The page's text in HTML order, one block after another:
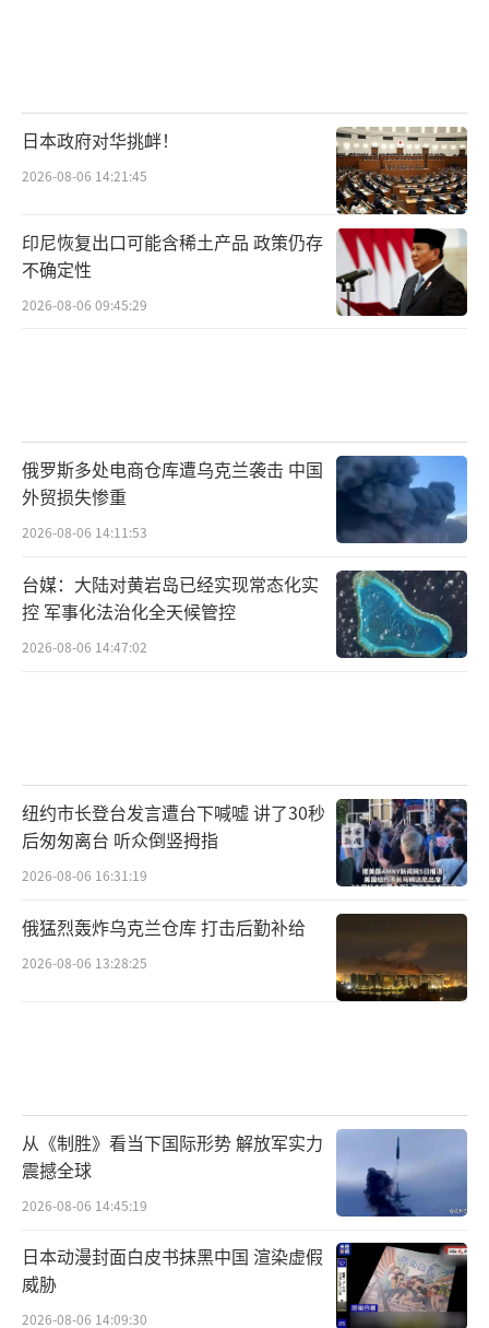
了，而是他们想从这个死胡同里钻出来，透口
气。这不是感情问题，纯粹是生存本能。
既然欧洲都开始松口了，是不是意味着这
场仗马上就要打完了？和平鸽明天就能飞起来
了？这事儿恐怕没那么简单。欧洲释放这种信
号顶多算是风向变了，离真正的风平浪静还远
度也很关键，泽连斯基对于领土、安全这些核
心问题咬死了不松口。欧洲虽然想谈，但总不
能直接按着乌克兰的头逼着人家签字画押吧？
这在道义上说不过去，操作起来难度也大。只
要乌克兰的核心诉求没得到满足，谈判就很难
有实质性的进展。
势”的效果。只要美国还在后面递刀子，或者
是通过各种手段影响局势，欧洲跟俄罗斯的谈
判空间就会被挤压得很小。美国不希望看到欧
洲跟俄罗斯真的握手言和搞成“一家亲”，那
样的话，美国在欧洲的存在感就会大大降低。
所以，美国肯定还会时不时地出来搅局，让这
在为未来可能出现的谈判提前铺路，万一哪天
真的打不下去了，或者美国真的撒手不管了，
自己手里还得有点跟俄罗斯对话的渠道，不至
于到时候两眼一抹黑。这就好比是买保险，不
是为了马上用到，而是为了防止万一出事儿的
时候有个兜底的。
日本政府对华挑衅！
2026-08-06 14:21:45
印尼恢复出口可能含稀土产品 政策仍存
不确定性
2026-08-06 09:45:29
俄罗斯多处电商仓库遭乌克兰袭击 中国
外贸损失惨重
2026-08-06 14:11:53
台媒：大陆对黄岩岛已经实现常态化实
控 军事化法治化全天候管控
2026-08-06 14:47:02
纽约市长登台发言遭台下喊嘘 讲了30秒
后匆匆离台 听众倒竖拇指
2026-08-06 16:31:19
俄猛烈轰炸乌克兰仓库 打击后勤补给
2026-08-06 13:28:25
从《制胜》看当下国际形势 解放军实力
震撼全球
2026-08-06 14:45:19
日本动漫封面白皮书抹黑中国 渲染虚假
威胁
2026-08-06 14:09:30